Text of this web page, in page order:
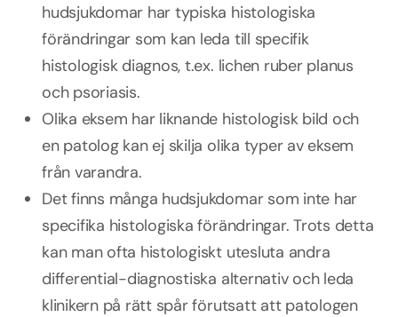
hudsjukdomar har typiska histologiska
förändringar som kan leda till specifik
histologisk diagnos, t.ex. lichen ruber planus
och psoriasis.
Olika eksem har liknande histologisk bild och
en patolog kan ej skilja olika typer av eksem
från varandra.
Det finns många hudsjukdomar som inte har
specifika histologiska förändringar. Trots detta
kan man ofta histologiskt utesluta andra
differential-diagnostiska alternativ och leda
klinikern på rätt spår förutsatt att patologen